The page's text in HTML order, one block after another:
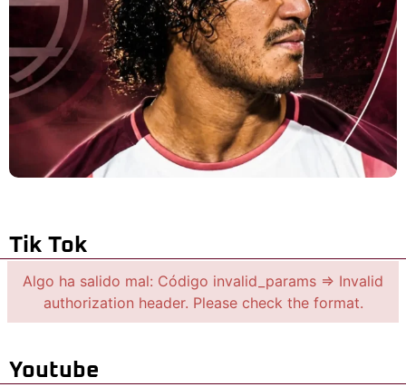
Tik Tok
Algo ha salido mal: Código invalid_params => Invalid
authorization header. Please check the format.
Youtube